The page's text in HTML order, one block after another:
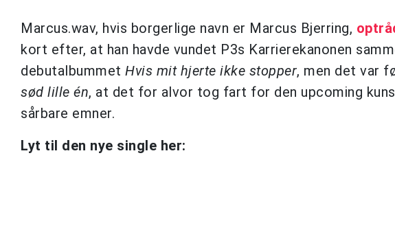
Marcus.wav, hvis borgerlige navn er Marcus Bjerring,
kort efter, at han havde vundet P3s Karrierekanonen
debutalbummet Hvis mit hjerte ikke stopper, men det var
sød lille én, at det for alvor tog fart for den upcoming
sårbare emner.
Lyt til den nye single her: